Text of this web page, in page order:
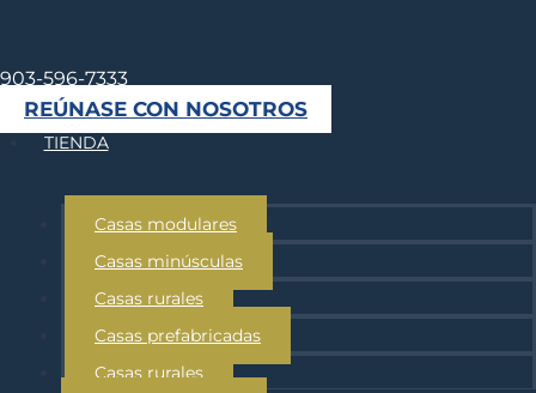
903-596-7333
REÚNASE CON NOSOTROS
TIENDA
Casas modulares
Casas minúsculas
Casas rurales
Casas prefabricadas
Casas rurales